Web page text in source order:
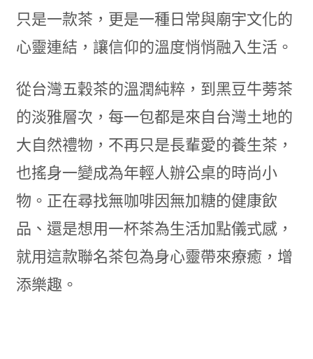
只是一款茶，更是一種日常與廟宇文化的
心靈連結，讓信仰的溫度悄悄融入生活。
從台灣五穀茶的溫潤純粹，到黑豆牛蒡茶
的淡雅層次，每一包都是來自台灣土地的
大自然禮物，不再只是長輩愛的養生茶，
也搖身一變成為年輕人辦公桌的時尚小
物。正在尋找無咖啡因無加糖的健康飲
品、還是想用一杯茶為生活加點儀式感，
就用這款聯名茶包為身心靈帶來療癒，增
添樂趣。